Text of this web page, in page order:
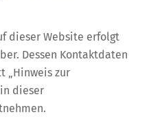
dieser Website erfolgt
Dessen Kontaktdaten
„Hinweis zur
dieser